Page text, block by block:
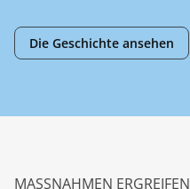
Die Geschichte ansehen
MASSNAHMEN ERGREIFEN